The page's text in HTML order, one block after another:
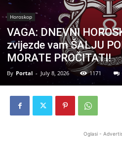
Horoskop
VAGA: DNEVNI
zvijezde vam ŠALJU
MORATE PROČITATI!
By Portal - July 8, 2026 1171
Oglasi -